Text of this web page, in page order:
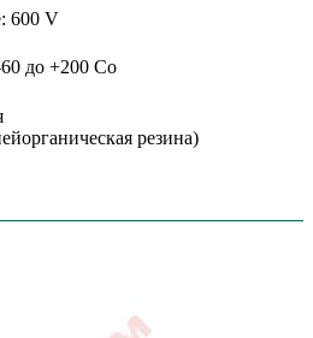
600 V
до +200 Сo
резина)